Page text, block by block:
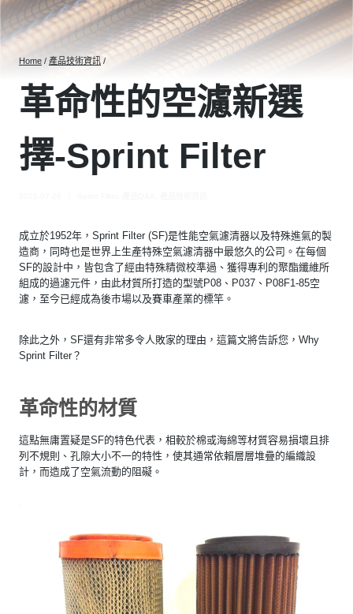
Home / 產品技術資訊 /
革命性的空濾新選
擇-Sprint Filter
成立於1952年，Sprint Filter (SF)是性能空氣濾清器以及特殊進氣的製
造商，同時也是世界上生產特殊空氣濾清器中最悠久的公司。在每個
SF的設計中，皆包含了經由特殊精微校準過、獲得專利的聚酯纖維所
組成的過濾元件，由此材質所打造的型號P08、P037、P08F1-85空
濾，至今已經成為後市場以及賽車產業的標竿。
除此之外，SF還有非常多令人敗家的理由，這篇文將告訴您，Why
Sprint Filter？
革命性的材質
這點無庸置疑是SF的特色代表，相較於棉或海綿等材質容易損壞且排
列不規則、孔隙大小不一的特性，使其通常依賴層層堆疊的編織設
計，而造成了空氣流動的阻礙。